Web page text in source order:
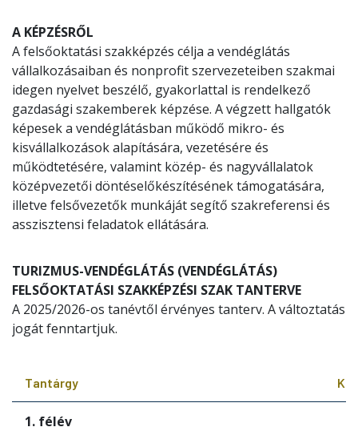
A KÉPZÉSRŐL
A felsőoktatási szakképzés célja a vendéglátás
vállalkozásaiban és nonprofit szervezeteiben szakmai
idegen nyelvet beszélő, gyakorlattal is rendelkező
gazdasági szakemberek képzése. A végzett hallgatók
képesek a vendéglátásban működő mikro- és
kisvállalkozások alapítására, vezetésére és
működtetésére, valamint közép- és nagyvállalatok
középvezetői döntéselőkészítésének támogatására,
illetve felsővezetők munkáját segítő szakreferensi és
asszisztensi feladatok ellátására.
TURIZMUS-VENDÉGLÁTÁS (VENDÉGLÁTÁS)
FELSŐOKTATÁSI SZAKKÉPZÉSI SZAK TANTERVE
A 2025/2026-os tanévtől érvényes tanterv. A változtatás
jogát fenntartjuk.
Tantárgy
1. félév